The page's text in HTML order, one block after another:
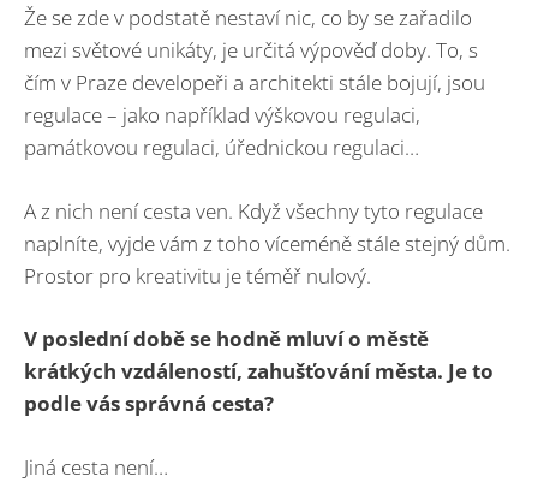
Že se zde v podstatě nestaví nic, co by se zařadilo
mezi světové unikáty, je určitá výpověď doby. To, s
čím v Praze developeři a architekti stále bojují, jsou
regulace – jako například výškovou regulaci,
památkovou regulaci, úřednickou regulaci…
A z nich není cesta ven. Když všechny tyto regulace
naplníte, vyjde vám z toho víceméně stále stejný dům.
Prostor pro kreativitu je téměř nulový.
V poslední době se hodně mluví o městě
krátkých vzdáleností, zahušťování města. Je to
podle vás správná cesta?
Jiná cesta není…